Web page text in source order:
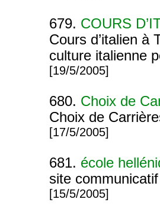
679. COURS
Cours d’italien à
culture italienne
[19/5/2005]
680. Choix de
Choix de
[17/5/2005]
681. école
site
[15/5/2005]